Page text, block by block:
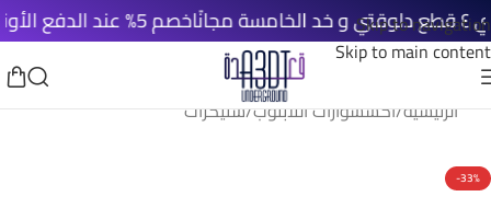
Skip to navigation
Skip to main content
خصم 5% عند الدفع الأونلاين
الرئيسية/اكسسوارات اللابتوب/ستيكرات
-33%